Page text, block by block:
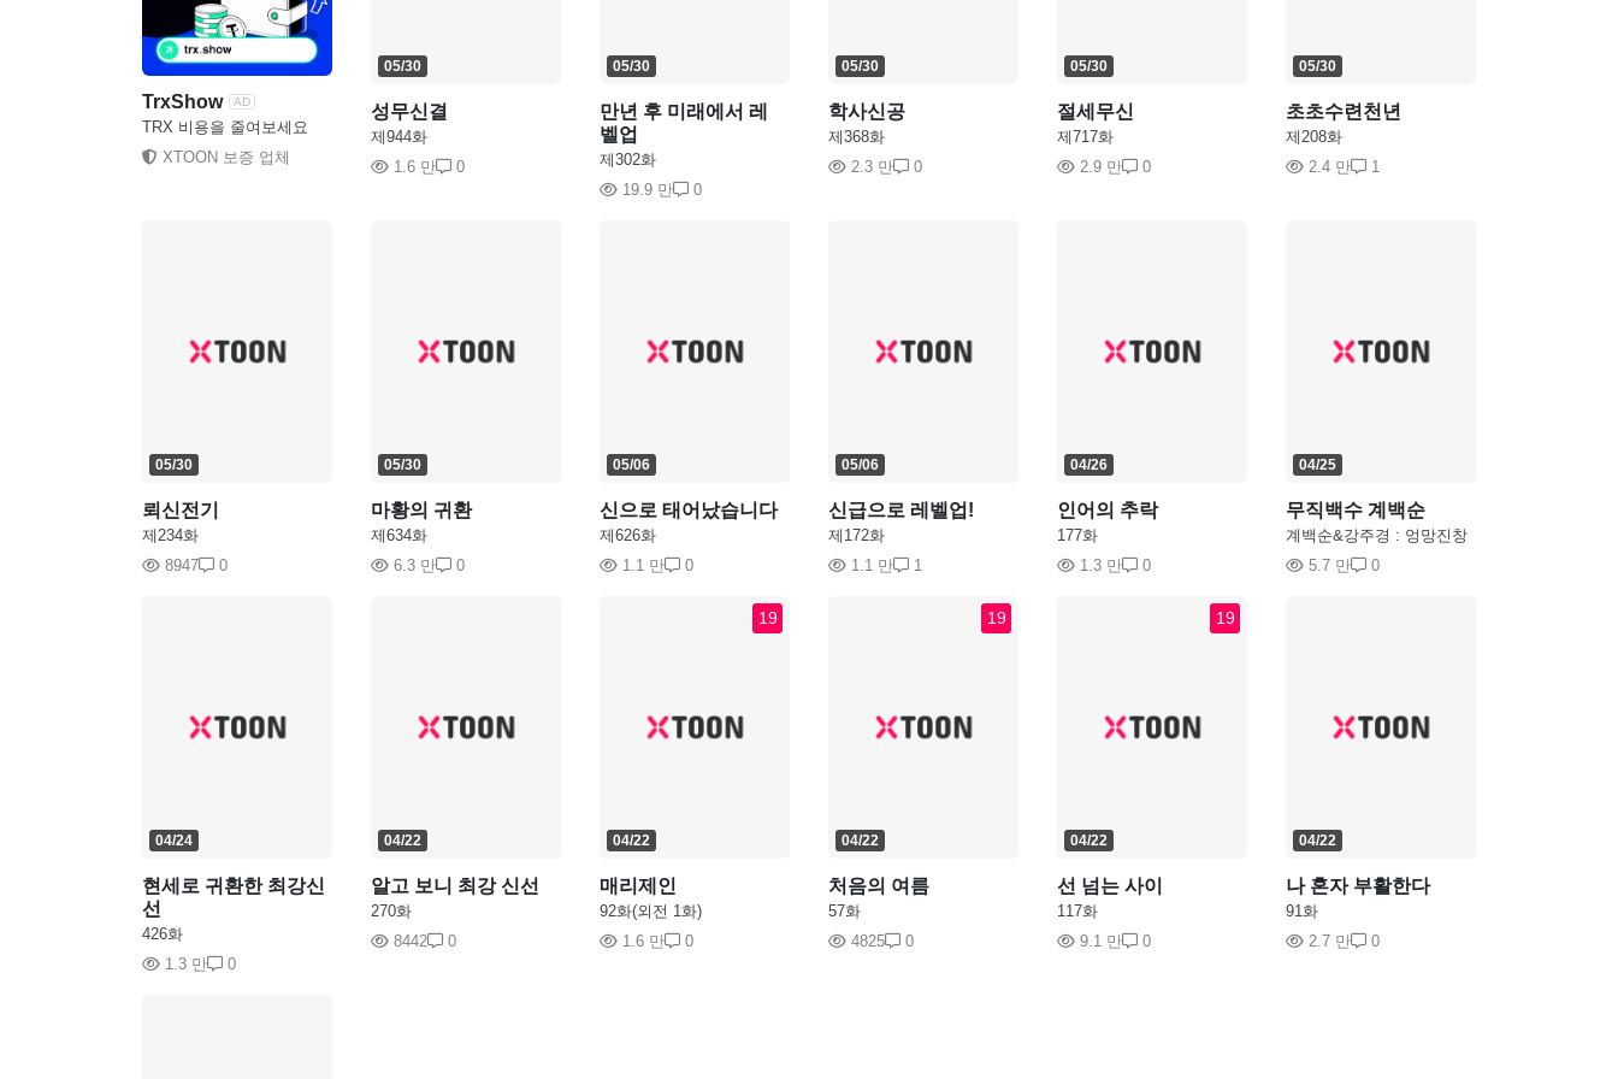
TrxShow AD
TRX 비용을 줄여보세요
XTOON 보증 업체
05/30
성무신결
제944화
1.6 만
0
05/30
만년 후 미래에서 레
벨업
제302화
19.9 만
0
05/30
학사신공
제368화
2.3 만
0
05/30
절세무신
제717화
2.9 만
0
05/30
초초수련천년
제208화
2.4 만
1
05/30
뢰신전기
제234화
8947
0
05/30
마황의 귀환
제634화
6.3 만
0
05/06
신으로 태어났습니다
제626화
1.1 만
0
05/06
신급으로 레벨업!
제172화
1.1 만
1
04/26
인어의 추락
177화
1.3 만
0
04/25
무직백수 계백순
계백순&강주경 : 엉망진창
여행 (1)
5.7 만 0
04/24
현세로 귀환한 최강신
선
426화
1.3 만
0
04/22
알고 보니 최강 신선
270화
8442
0
19
04/22
매리제인
92화(외전 1화)
1.6 만
0
19
04/22
처음의 여름
57화
4825
0
19
04/22
선 넘는 사이
117화
9.1 만
0
04/22
나 혼자 부활한다
91화
2.7 만
0